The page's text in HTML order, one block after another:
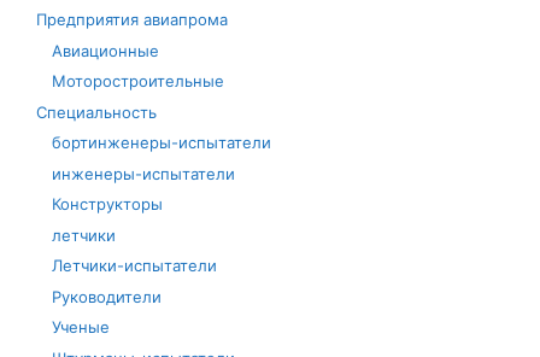
Предприятия авиапрома
Авиационные
Моторостроительные
Специальность
бортинженеры-испытатели
инженеры-испытатели
Конструкторы
летчики
Летчики-испытатели
Руководители
Ученые